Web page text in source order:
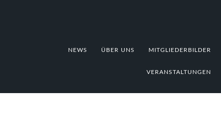
NEWS ÜBER UNS MITGLIEDERBILDER
VERANSTALTUNGEN